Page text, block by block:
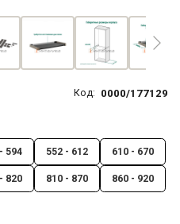
Код: 0000/177129
594 552 - 612 610 - 670
820 810 - 870 860 - 920